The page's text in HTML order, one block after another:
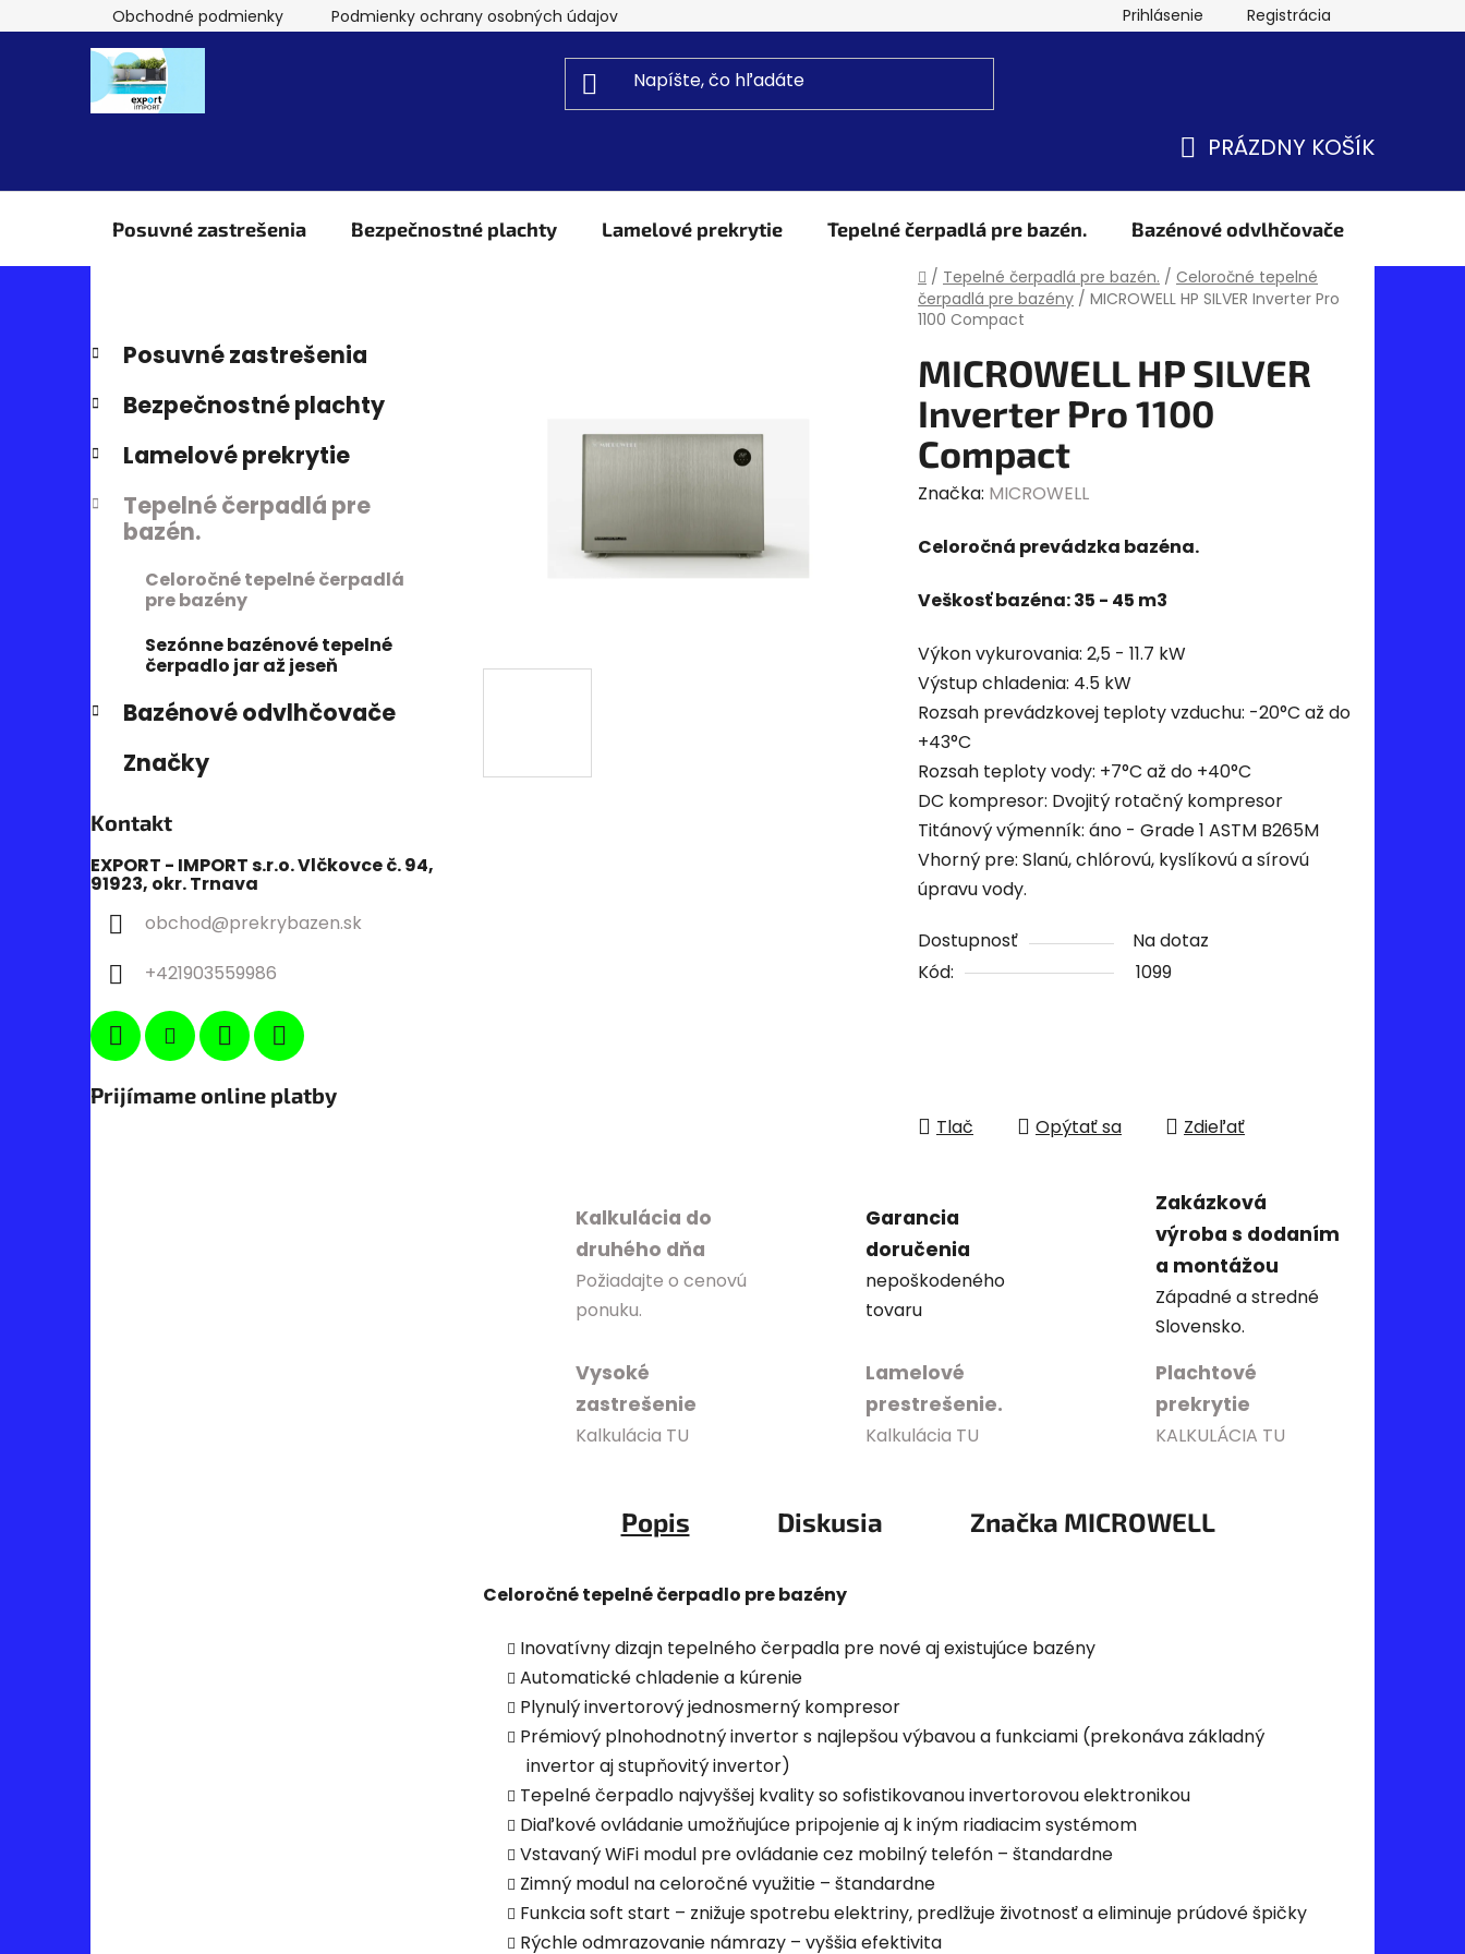
na
Obchodné podmienky Podmienky ochrany osobných údajov Prihlásenie Registrácia
KOŠÍK
PRÁZDNY KOŠÍK
Posuvné zastrešenia Bezpečnostné plachty Lamelové prekrytie Tepelné čerpadlá pre bazén. Bazénové odvlhčovače
Domov
/ Tepelné čerpadlá pre bazén. / Celoročné tepelné
čerpadlá pre bazény / MICROWELL HP SILVER Inverter Pro
1100 Compact
B
č
ý
a
Preskočiť
kategórie
K
a
e
ó
i
Posuvné zastrešenia
Bezpečnostné plachty
Lamelové prekrytie
Tepelné čerpadlá pre
bazén.
Celoročné tepelné čerpadlá
pre bazény
Sezónne bazénové tepelné
čerpadlo jar až jeseň
Bazénové odvlhčovače
Značky
Kontakt
EXPORT - IMPORT s.r.o. Vlčkovce č. 94,
91923, okr. Trnava
obchod@prekrybazen.sk
+421903559986
Prijímame online platby
MICROWELL HP SILVER
Inverter Pro 1100
Compact
Značka: MICROWELL
Celoročná prevádzka bazéna.
Veškosť bazéna: 35 - 45 m3
Výkon vykurovania: 2,5 - 11.7 kW
Výstup chladenia: 4.5 kW
Rozsah prevádzkovej teploty vzduchu: -20°C až do
+43°C
Rozsah teploty vody: +7°C až do +40°C
DC kompresor: Dvojitý rotačný kompresor
Titánový výmenník: áno - Grade 1 ASTM B265M
Vhorný pre: Slanú, chlórovú, kyslíkovú a sírovú
úpravu vody.
Dostupnosť
Na dotaz
Kód:
1099
Tlač Opýtať sa Zdieľať
Kalkulácia do
druhého dňa
Požiadajte o cenovú
ponuku.
Garancia
doručenia
nepoškodeného
tovaru
Zakázková
výroba s dodaním
a montážou
Západné a stredné
Slovensko.
Vysoké
zastrešenie
Kalkulácia TU
Lamelové
prestrešenie.
Kalkulácia TU
Plachtové
prekrytie
KALKULÁCIA TU
Popis Diskusia Značka MICROWELL
Celoročné tepelné čerpadlo pre bazény
Inovatívny dizajn tepelného čerpadla pre nové aj existujúce bazény
Automatické chladenie a kúrenie
Plynulý invertorový jednosmerný kompresor
Prémiový plnohodnotný invertor s najlepšou výbavou a funkciami (prekonáva základný
invertor aj stupňovitý invertor)
Tepelné čerpadlo najvyššej kvality so sofistikovanou invertorovou elektronikou
Diaľkové ovládanie umožňujúce pripojenie aj k iným riadiacim systémom
Vstavaný WiFi modul pre ovládanie cez mobilný telefón – štandardne
Zimný modul na celoročné využitie – štandardne
Funkcia soft start – znižuje spotrebu elektriny, predlžuje životnosť a eliminuje prúdové špičky
Rýchle odmrazovanie námrazy – vyššia efektivita